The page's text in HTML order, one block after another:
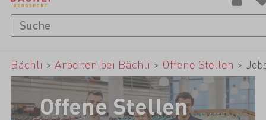
Bächli > Arbeiten bei Bächli > Offene Stellen >
Offene Stellen